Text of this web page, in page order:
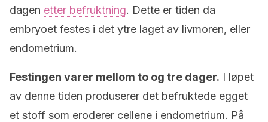
dagen etter befruktning. Dette er tiden da
embryoet festes i det ytre laget av livmoren, eller
endometrium.
Festingen varer mellom to og tre dager. I løpet
av denne tiden produserer det befruktede egget
et stoff som eroderer cellene i endometrium. På